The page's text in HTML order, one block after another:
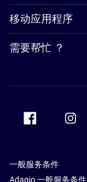
移动应用程序
需要帮忙 ？
一般服务条件
Adagio 一般服务条件